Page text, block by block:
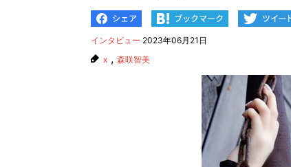
インタビュー 2023年06月21日
x , 森咲智美